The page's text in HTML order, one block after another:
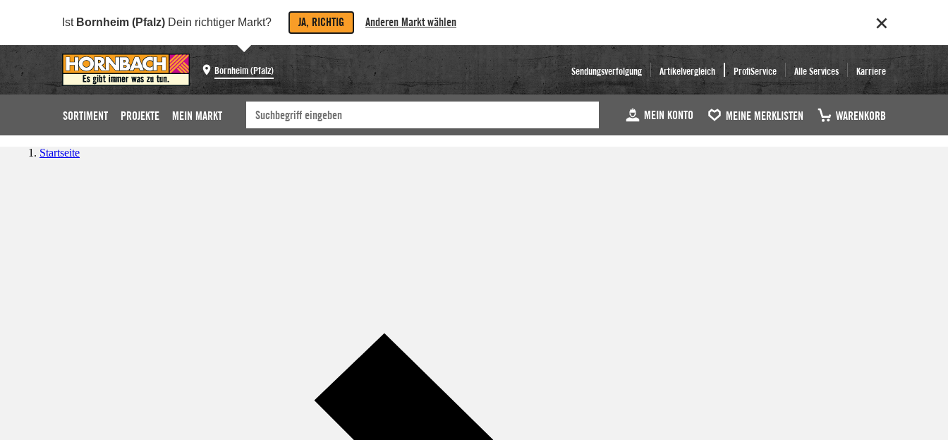
Ist Bornheim (Pfalz) Dein richtiger Markt? JA, RICHTIG Anderen Markt wählen
Bornheim (Pfalz) Sendungsverfolgung Artikelvergleich ProfiService Alle Services Karriere
SORTIMENT PROJEKTE MEIN MARKT MEIN KONTO MEINE MERKLISTEN WARENKORB
Startseite